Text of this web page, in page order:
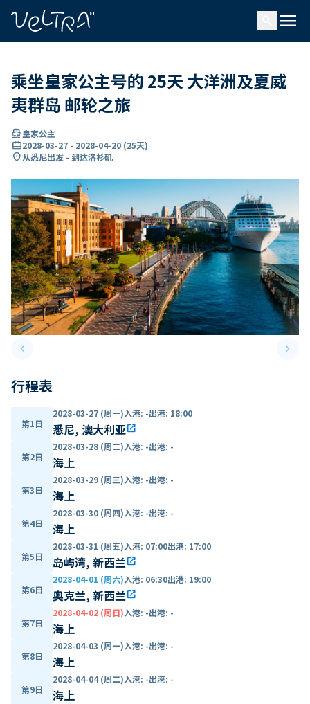
menu
乘坐皇家公主号的 25天 大洋洲及夏威
夷群岛 邮轮之旅
directions_boat皇家公主
card_travel2028-03-27 - 2028-04-20 (25天)
location_on从悉尼出发 - 到达洛杉矶
keyboard_arrow_leftPrevious slide keyboard_arrow_right
行程表
第1日
2028-03-27 (周一)入港: -出港: 18:00
悉尼, 澳大利亚open_in_new
第2日
2028-03-28 (周二)入港: -出港: -
海上
第3日
2028-03-29 (周三)入港: -出港: -
海上
第4日
2028-03-30 (周四)入港: -出港: -
海上
第5日
2028-03-31 (周五)入港: 07:00出港: 17:00
岛屿湾, 新西兰open_in_new
第6日
2028-04-01 (周六)入港: 06:30出港: 19:00
奥克兰, 新西兰open_in_new
第7日
2028-04-02 (周日)入港: -出港: -
海上
第8日
2028-04-03 (周一)入港: -出港: -
海上
第9日
2028-04-04 (周二)入港: -出港: -
海上